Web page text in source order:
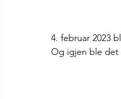
4. februar 2023
Og igjen ble det